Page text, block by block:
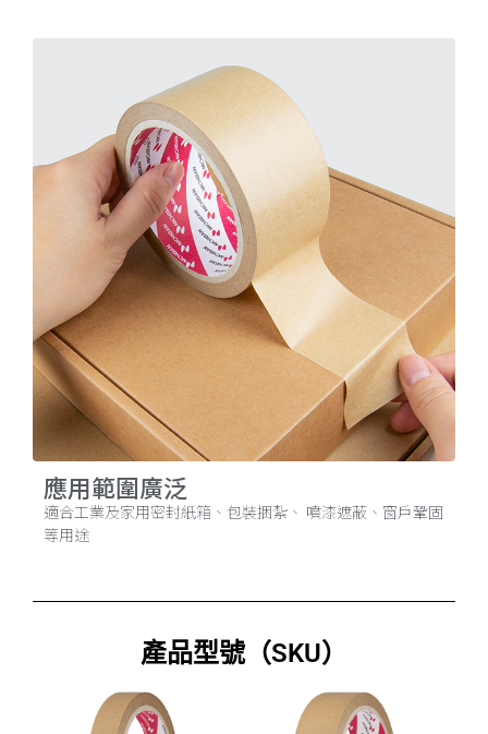
應用範圍廣泛
適合工業及家用密封紙箱、包裝捆紮、 噴漆遮蔽、窗戶鞏固
等用途
產品型號（SKU）